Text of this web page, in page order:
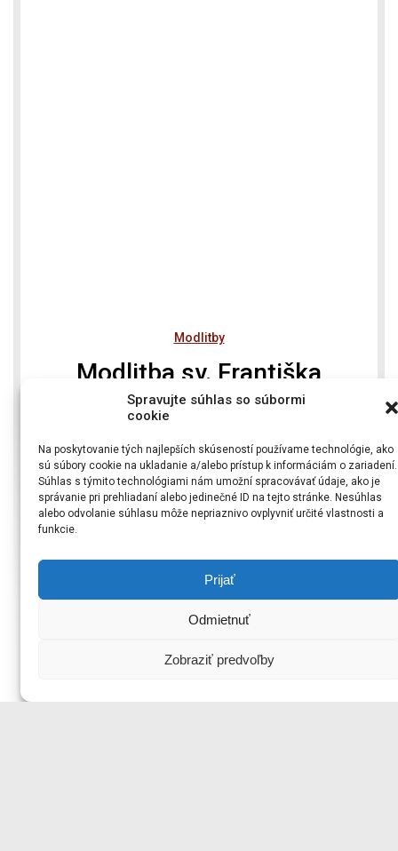
Spravujte súhlas so súbormi
cookie
Na poskytovanie tých najlepších skúseností používame technológie, ako
sú súbory cookie na ukladanie a/alebo prístup k informáciám o zariadení.
Súhlas s týmito technológiami nám umožní spracovávať údaje, ako je
správanie pri prehliadaní alebo jedinečné ID na tejto stránke. Nesúhlas
alebo odvolanie súhlasu môže nepriaznivo ovplyvniť určité vlastnosti a
funkcie.
Prijať
Odmietnuť
Zobraziť predvoľby
Modlitby
Modlitba sv. Františka
Saleského
31. októbra 2021
Slávny svätý Jozef, manžel Panny Márie, skrze srdce Ježiša
Krista ťa prosíme, aby si nám neodmietol svoju otcovskú
ochranu.
Ó, ty, ktorého moc má prístup k všetkým našim potrebám a
ktorý vieš, ako je možné urobiť aj nemožné, otvor svoje otcovské
oči pre potreby svojich detí. V zmätku a bolesti, ktoré na nás
doliehajú, sa utiekame k tebe s dôverou.
Vezmi, prosíme, do svojej láskyplnej starostlivosti túto dôležitú a
ťažkú záležitosť, dôvod našich obáv, a urob, aby jej priaznivý
služobníkov. Amen.